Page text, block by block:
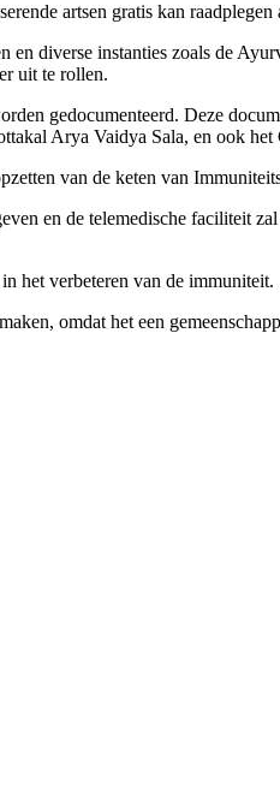
artsen gratis kan
diverse instanties zoals de
uit te rollen.
gedocumenteerd. Deze
Arya Vaidya Sala, en ook
van de keten van
en de telemedische faciliteit
het verbeteren van de immuniteit.
omdat het een